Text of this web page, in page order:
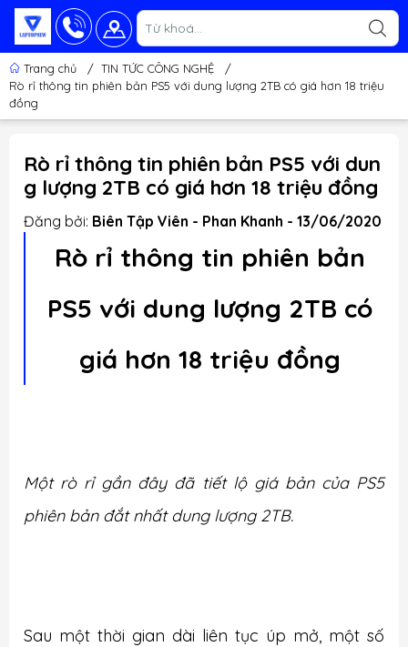
Trang chủ / TIN TỨC CÔNG NGHỆ
/
Rò rỉ thông tin phiên bản PS5 với dung lượng 2TB có giá hơn 18 triệu
đồng
Rò rỉ thông tin phiên bản PS5 với dun
g lượng 2TB có giá hơn 18 triệu đồng
Đăng bởi: Biên Tập Viên - Phan Khanh - 13/06/2020
Rò rỉ thông tin phiên bản
PS5 với dung lượng 2TB có
giá hơn 18 triệu đồng
Một rò rỉ gần đây đã tiết lộ giá bản của PS5
phiên bản đắt nhất dung lượng 2TB.
Sau một thời gian dài liên tục úp mở, một số